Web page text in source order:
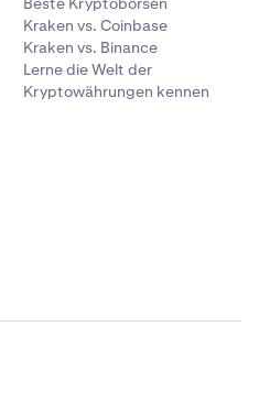
Kraken vs. Coinbase
Kraken vs. Binance
Lerne die Welt der
Kryptowährungen kennen